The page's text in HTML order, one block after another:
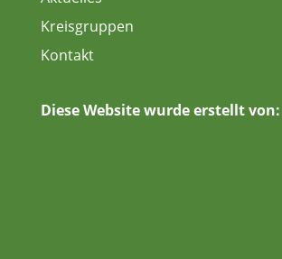
Kreisgruppen
Kontakt
Diese Website wurde erstellt von: